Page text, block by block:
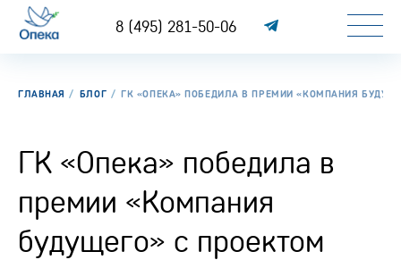
8 (495) 281-50-06
ГЛАВНАЯ БЛОГ ГК «ОПЕКА» ПОБЕДИЛА В ПРЕМИИ «КОМПАНИЯ
ГК «Опека» победила в
премии «Компания
будущего» с проектом